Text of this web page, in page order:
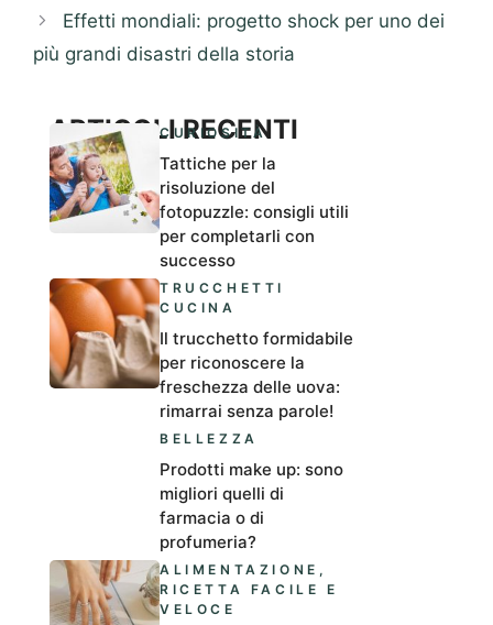
Effetti mondiali: progetto shock per uno dei
più grandi disastri della storia
ARTICOLI RECENTI
CURIOSITÀ
Tattiche per la
risoluzione del
fotopuzzle: consigli utili
per completarli con
successo
TRUCCHETTI
CUCINA
Il trucchetto formidabile
per riconoscere la
freschezza delle uova:
rimarrai senza parole!
BELLEZZA
Prodotti make up: sono
migliori quelli di
farmacia o di
profumeria?
ALIMENTAZIONE ,
RICETTA FACILE E
VELOCE